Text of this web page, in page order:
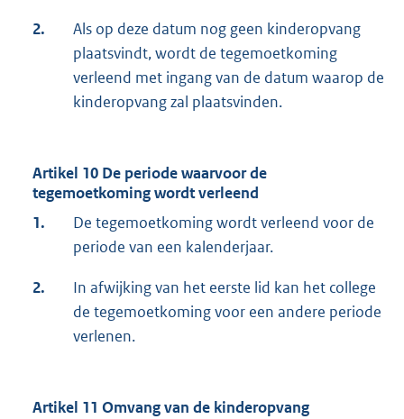
2.
Als op deze datum nog geen kinderopvang
plaatsvindt, wordt de tegemoetkoming
verleend met ingang van de datum waarop de
kinderopvang zal plaatsvinden.
Artikel 10 De periode waarvoor de
tegemoetkoming wordt verleend
1.
De tegemoetkoming wordt verleend voor de
periode van een kalenderjaar.
2.
In afwijking van het eerste lid kan het college
de tegemoetkoming voor een andere periode
verlenen.
Artikel 11 Omvang van de kinderopvang